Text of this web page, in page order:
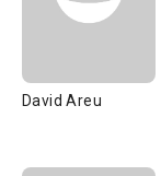
David Areu